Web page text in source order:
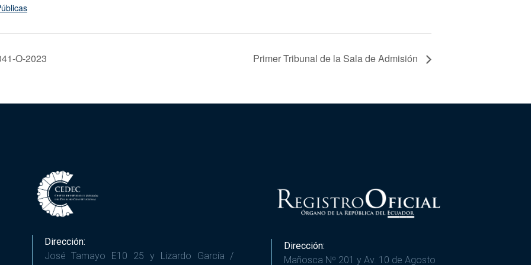
O-2023 Primer Tribunal de la Sala de Admisión
Dirección:
José Tamayo E10 25 y Lizardo García /
Dirección:
Mañosca Nº 201 y Av. 10 de Agosto